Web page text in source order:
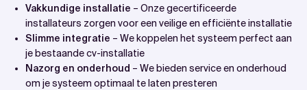
Vakkundige installatie – Onze gecertificeerde
installateurs zorgen voor een veilige en efficiënte installatie
Slimme integratie – We koppelen het systeem perfect aan
je bestaande cv-installatie
Nazorg en onderhoud – We bieden service en onderhoud
om je systeem optimaal te laten presteren